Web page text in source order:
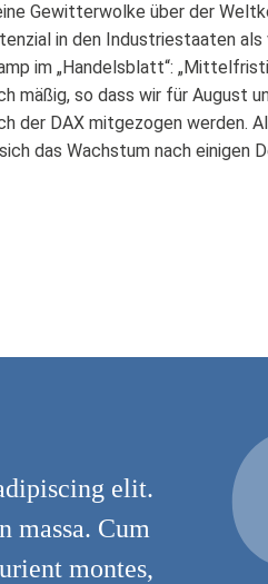
Gewitterwolke über der
in den Industriestaaten
im „Handelsblatt“:
mäßig, so dass wir für August
der DAX mitgezogen werden.
das Wachstum nach
elit.
massa. Cum
montes,